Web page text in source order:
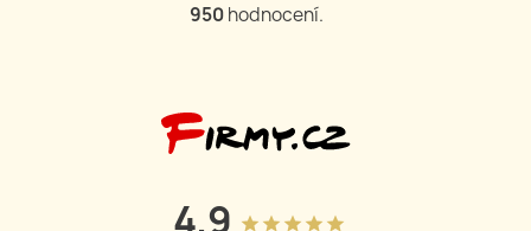
950 hodnocení.
4.9 grade grade grade grade grade